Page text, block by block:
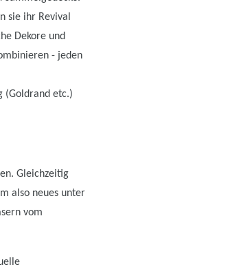
sie ihr Revival
Dekore und
- jeden
(Goldrand etc.)
Gleichzeitig
also neues unter
vom